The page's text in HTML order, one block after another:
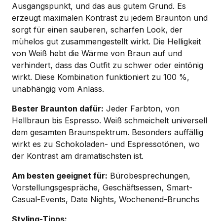
Ausgangspunkt, und das aus gutem Grund. Es
erzeugt maximalen Kontrast zu jedem Braunton und
sorgt für einen sauberen, scharfen Look, der
mühelos gut zusammengestellt wirkt. Die Helligkeit
von Weiß hebt die Wärme von Braun auf und
verhindert, dass das Outfit zu schwer oder eintönig
wirkt. Diese Kombination funktioniert zu 100 %,
unabhängig vom Anlass.
Bester Braunton dafür: Jeder Farbton, von
Hellbraun bis Espresso. Weiß schmeichelt universell
dem gesamten Braunspektrum. Besonders auffällig
wirkt es zu Schokoladen- und Espressotönen, wo
der Kontrast am dramatischsten ist.
Am besten geeignet für: Bürobesprechungen,
Vorstellungsgespräche, Geschäftsessen, Smart-
Casual-Events, Date Nights, Wochenend-Brunchs
Styling-Tipps: